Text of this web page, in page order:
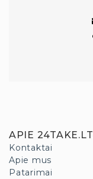
APIE 24TAKE.LT
Kontaktai
Apie mus
Patarimai